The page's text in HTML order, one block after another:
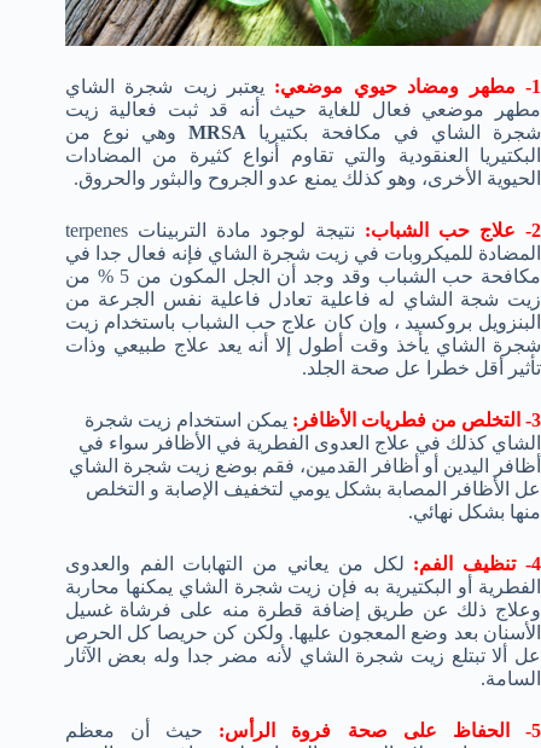
1- مطهر ومضاد حيوي موضعي:
يعتبر زيت شجرة الشاي
مطهر موضعي فعال للغاية حيث أنه قد ثبت فعالية زيت
شجرة الشاي في مكافحة بكتيريا MRSA
وهي نوع من
البكتيريا العنقودية والتي تقاوم أنواع كثيرة من المضادات
الحيوية الأخرى، وهو كذلك يمنع عدو الجروح والبثور والحروق.
2- علاج حب الشباب:
نتيجة لوجود مادة التربينات terpenes
المضادة للميكروبات في زيت شجرة الشاي فإنه فعال جدا في
مكافحة حب الشباب وقد وجد أن الجل المكون من 5 % من
زيت شجة الشاي له فاعلية تعادل فاعلية نفس الجرعة من
البنزويل بروكسيد ، وإن كان علاج حب الشباب باستخدام زيت
شجرة الشاي يأخذ وقت أطول إلا أنه يعد علاج طبيعي وذات
تأثير أقل خطرا عل صحة الجلد.
3- التخلص من فطريات الأظافر:
يمكن استخدام زيت شجرة
الشاي كذلك في علاج العدوى الفطرية في الأظافر سواء في
أظافر اليدين أو أظافر القدمين، فقم بوضع زيت شجرة الشاي
عل الأظافر المصابة بشكل يومي لتخفيف الإصابة و التخلص
منها بشكل نهائي.
4- تنظيف الفم:
لكل من يعاني من التهابات الفم والعدوى
الفطرية أو البكتيرية به فإن زيت شجرة الشاي يمكنها محاربة
وعلاج ذلك عن طريق إضافة قطرة منه على فرشاة غسيل
الأسنان بعد وضع المعجون عليها. ولكن كن حريصا كل الحرص
عل ألا تبتلع زيت شجرة الشاي لأنه مضر جدا وله بعض الآثار
السامة.
5- الحفاظ على صحة فروة الرأس:
حيث أن معظم